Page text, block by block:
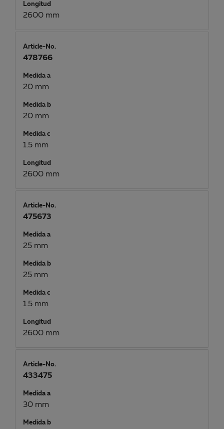
Longitud
2600 mm
Article-No.
478766
Medida a
20 mm
Medida b
20 mm
Medida c
1.5 mm
Longitud
2600 mm
Article-No.
475673
Medida a
25 mm
Medida b
25 mm
Medida c
1.5 mm
Longitud
2600 mm
Article-No.
433475
Medida a
30 mm
Medida b